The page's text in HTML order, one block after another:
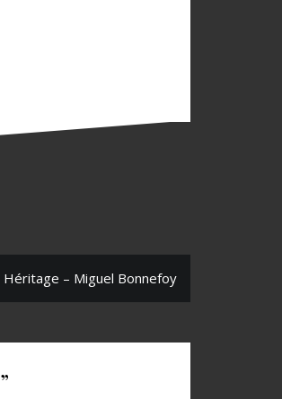
Héritage – Miguel Bonnefoy
”